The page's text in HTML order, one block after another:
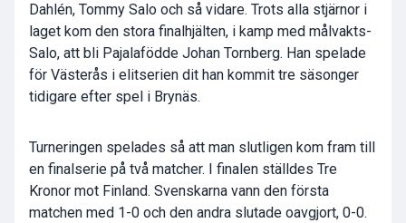
Dahlén, Tommy Salo och så vidare. Trots alla stjärnor i
laget kom den stora finalhjälten, i kamp med målvakts-
Salo, att bli Pajalafödde Johan Tornberg. Han spelade
för Västerås i elitserien dit han kommit tre säsonger
tidigare efter spel i Brynäs.
Turneringen spelades så att man slutligen kom fram till
en finalserie på två matcher. I finalen ställdes Tre
Kronor mot Finland. Svenskarna vann den första
matchen med 1-0 och den andra slutade oavgjort, 0-0.